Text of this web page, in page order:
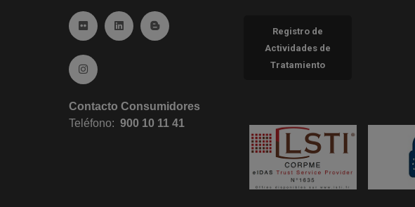
Ir a Flickr (abre en ventana nueva)
Ir a Linkedin (abre en ventana nueva)
Ir al Blog (abre en ventana nueva)
Ir a Instagram (abre en ventana nueva)
Contacto Consumidores
Teléfono:900 10 11 41
Registro de
Actividades de
Tratamiento